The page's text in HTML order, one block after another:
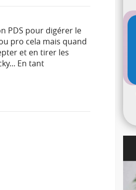
PDS pour digérer le
pro cela mais quand
et en tirer les
En tant